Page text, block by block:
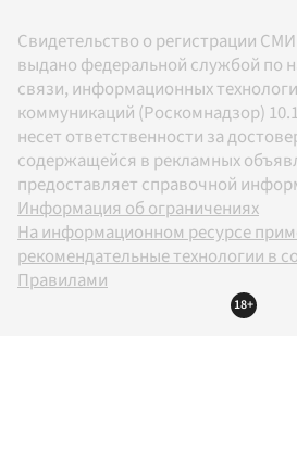
Свидетельство о регистрации
выдано федеральной службой по
связи, информационных
коммуникаций (Роскомнадзор)
несет ответственности за
содержащейся в рекламных
предоставляет справочной
Информация об ограничениях
На информационном ресурсе
рекомендательные технологии в
Правилами
18+